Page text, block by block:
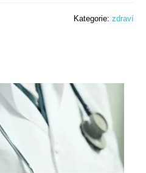
Kategorie: zdraví